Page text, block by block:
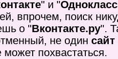
" и "
впрочем, поиск
о "Вконтакте.ру".
не один сайт
может похвастаться.